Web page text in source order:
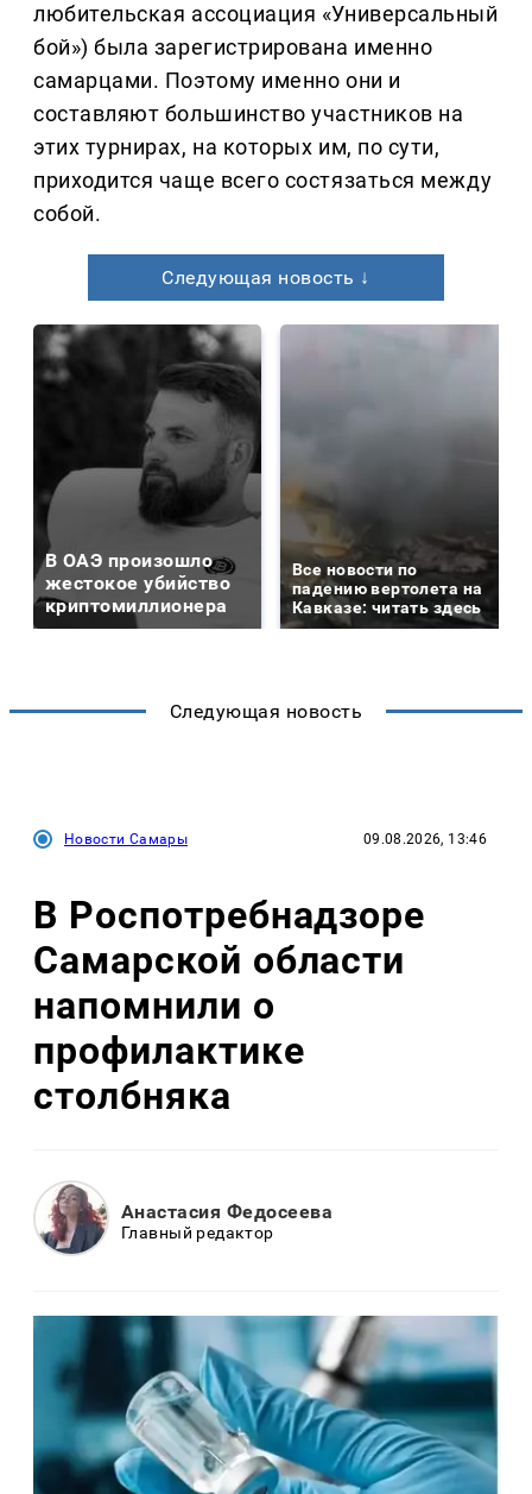
любительская ассоциация «Универсальный
бой») была зарегистрирована именно
самарцами. Поэтому именно они и
составляют большинство участников на
этих турнирах, на которых им, по сути,
приходится чаще всего состязаться между
собой.
Следующая новость ↓
В ОАЭ произошло
жестокое убийство
криптомиллионера
Все новости по
падению вертолета на
Кавказе: читать здесь
Следующая новость
Новости Самары 09.08.2026, 13:46
В Роспотребнадзоре
Самарской области
напомнили о
профилактике
столбняка
Анастасия Федосеева
Главный редактор